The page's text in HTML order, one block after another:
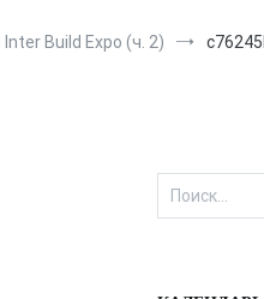
Build Expo (ч. 2)
Найти: